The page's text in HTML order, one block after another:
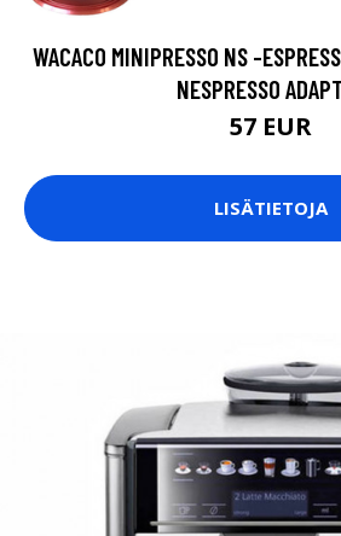
WACACO MINIPRESSO NS -
NESPRESSO
57 EUR
LISÄTIETOJA